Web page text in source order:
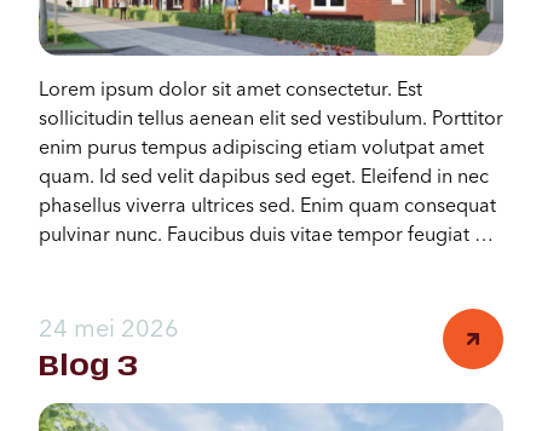
Lorem ipsum dolor sit amet consectetur. Est
sollicitudin tellus aenean elit sed vestibulum. Porttitor
enim purus tempus adipiscing etiam volutpat amet
quam. Id sed velit dapibus sed eget. Eleifend in nec
phasellus viverra ultrices sed. Enim quam consequat
pulvinar nunc. Faucibus duis vitae tempor feugiat at
24 mei 2026
Blog 3